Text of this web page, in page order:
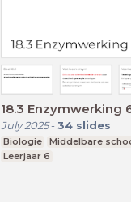
18.3 Enzymwerking
July 2025- 34 slides
Biologie Middelbare
Leerjaar 6